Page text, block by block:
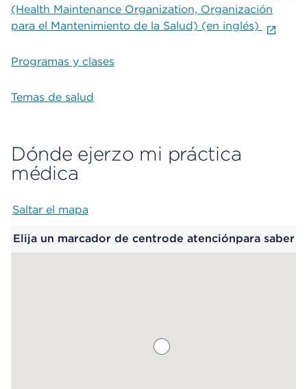
(Health Maintenance Organization, Organización
para el Mantenimiento de la Salud) (en inglés)
Programas y clases
Temas de salud
Dónde ejerzo mi práctica
médica
Saltar el mapa
Elija un marcador de centrode atenciónpara saber